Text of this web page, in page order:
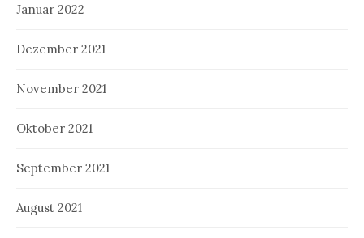
Januar 2022
Dezember 2021
November 2021
Oktober 2021
September 2021
August 2021